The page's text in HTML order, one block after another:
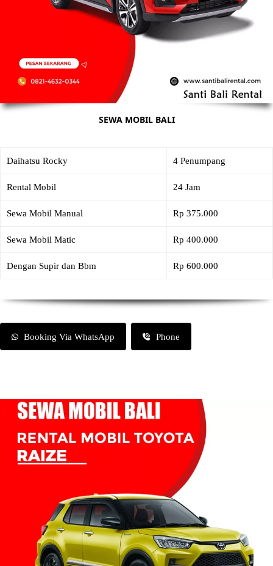
SEWA MOBIL BALI
Daihatsu Rocky 4 Penumpang
Rental Mobil 24 Jam
Sewa Mobil Manual Rp 375.000
Sewa Mobil Matic Rp 400.000
Dengan Supir dan Bbm Rp 600.000
Booking Via WhatsApp Phone